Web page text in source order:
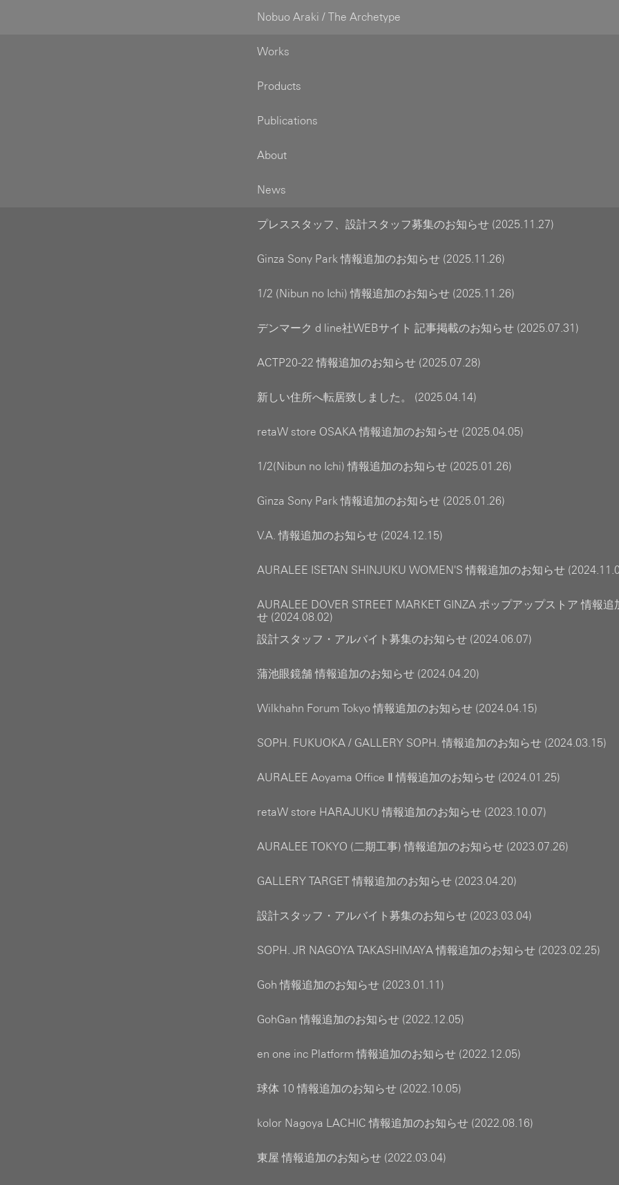
Nobuo Araki / The Archetype
Works
Products
Publications
About
News
プレススタッフ、設計スタッフ募集のお知らせ (2025.11.27)
Ginza Sony Park 情報追加のお知らせ (2025.11.26)
1/2 (Nibun no Ichi) 情報追加のお知らせ (2025.11.26)
デンマーク d line社WEBサイト 記事掲載のお知らせ (2025.07.31)
ACTP20-22 情報追加のお知らせ (2025.07.28)
新しい住所へ転居致しました。 (2025.04.14)
retaW store OSAKA 情報追加のお知らせ (2025.04.05)
1/2(Nibun no Ichi) 情報追加のお知らせ (2025.01.26)
Ginza Sony Park 情報追加のお知らせ (2025.01.26)
V.A. 情報追加のお知らせ (2024.12.15)
AURALEE ISETAN SHINJUKU WOMEN'S 情報追加のお知らせ
AURALEE DOVER STREET MARKET GINZA ポップアップストア 情報追
せ (2024.08.02)
設計スタッフ・アルバイト募集のお知らせ (2024.06.07)
蒲池眼鏡舗 情報追加のお知らせ (2024.04.20)
Wilkhahn Forum Tokyo 情報追加のお知らせ (2024.04.15)
SOPH. FUKUOKA / GALLERY SOPH. 情報追加のお知らせ (2024.03.15)
AURALEE Aoyama Office Ⅱ 情報追加のお知らせ (2024.01.25)
retaW store HARAJUKU 情報追加のお知らせ (2023.10.07)
AURALEE TOKYO (二期工事) 情報追加のお知らせ (2023.07.26)
GALLERY TARGET 情報追加のお知らせ (2023.04.20)
設計スタッフ・アルバイト募集のお知らせ (2023.03.04)
SOPH. JR NAGOYA TAKASHIMAYA 情報追加のお知らせ (2023.02.25)
Goh 情報追加のお知らせ (2023.01.11)
GohGan 情報追加のお知らせ (2022.12.05)
en one inc Platform 情報追加のお知らせ (2022.12.05)
球体 10 情報追加のお知らせ (2022.10.05)
kolor Nagoya LACHIC 情報追加のお知らせ (2022.08.16)
東屋 情報追加のお知らせ (2022.03.04)